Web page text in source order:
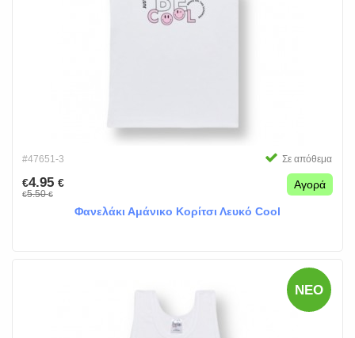
#47651-3 Σε απόθεμα
€4.95 €
€5.50€
Αγορά
Φανελάκι Αμάνικο Κορίτσι Λευκό Cool
ΝΈΟ